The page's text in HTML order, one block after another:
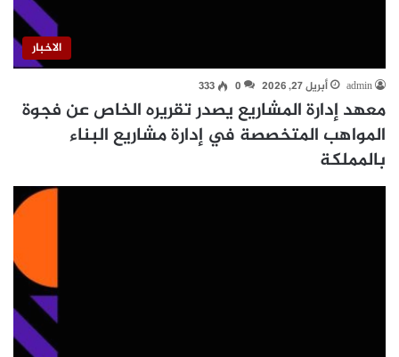
الاخبار
admin أبريل 27, 2026 0
333
معهد إدارة المشاريع يصدر تقريره الخاص عن فجوة
المواهب المتخصصة في إدارة مشاريع البناء
بالمملكة